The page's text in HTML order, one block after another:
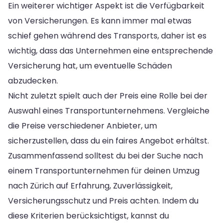
Ein weiterer wichtiger Aspekt ist die Verfügbarkeit
von Versicherungen. Es kann immer mal etwas
schief gehen während des Transports, daher ist es
wichtig, dass das Unternehmen eine entsprechende
Versicherung hat, um eventuelle Schäden
abzudecken.
Nicht zuletzt spielt auch der Preis eine Rolle bei der
Auswahl eines Transportunternehmens. Vergleiche
die Preise verschiedener Anbieter, um
sicherzustellen, dass du ein faires Angebot erhältst.
Zusammenfassend solltest du bei der Suche nach
einem Transportunternehmen für deinen Umzug
nach Zürich auf Erfahrung, Zuverlässigkeit,
Versicherungsschutz und Preis achten. Indem du
diese Kriterien berücksichtigst, kannst du